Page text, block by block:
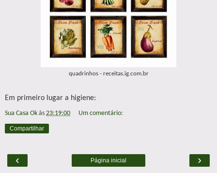
quadrinhos - receitas.ig.com.br
Em primeiro lugar a higiene:
Sua Casa Ok às 23:19:00 Um comentário:
Compartilhar
‹ ›
Página inicial